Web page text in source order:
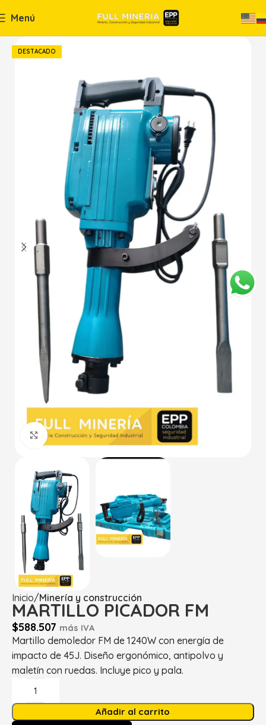
Menú
DESTACADO
Haga Click para agrandar
Inicio Minería y construcción
MARTILLO PICADOR FM
$588.507 más IVA
Martillo demoledor FM de 1240W con energía de
impacto de 45J. Diseño ergonómico, antipolvo y
maletín con ruedas. Incluye pico y pala.
Añadir al carrito